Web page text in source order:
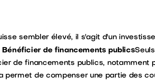
sembler élevé, il s'agit d'un
Bénéficier de financements publics
de financements publics, notamment
permet de compenser une partie des